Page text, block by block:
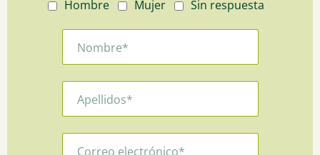
Hombre Mujer Sin respuesta